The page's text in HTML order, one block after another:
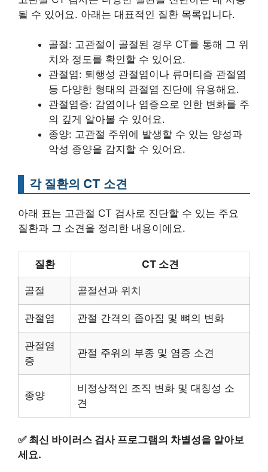
될 수 있어요. 아래는 대표적인 질환 목록입니다.
골절: 고관절이 골절된 경우 CT를 통해 그 위
치와 정도를 확인할 수 있어요.
관절염: 퇴행성 관절염이나 류머티즘 관절염
등 다양한 형태의 관절염 진단에 유용해요.
관절염증: 감염이나 염증으로 인한 변화를 주
의 깊게 알아볼 수 있어요.
종양: 고관절 주위에 발생할 수 있는 양성과
악성 종양을 감지할 수 있어요.
각 질환의 CT 소견
아래 표는 고관절 CT 검사로 진단할 수 있는 주요
질환과 그 소견을 정리한 내용이에요.
질환 CT 소견
골절 골절선과 위치
관절염 관절 간격의 좁아짐 및 뼈의 변화
관절염
증
관절 주위의 부종 및 염증 소견
종양
비정상적인 조직 변화 및 대칭성 소
견
✅ 최신 바이러스 검사 프로그램의 차별성을 알아보
세요.